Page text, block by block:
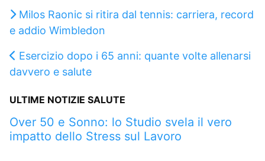
Milos Raonic si ritira dal tennis: carriera, record
e addio Wimbledon
Esercizio dopo i 65 anni: quante volte allenarsi
davvero e salute
ULTIME NOTIZIE SALUTE
Over 50 e Sonno: lo Studio svela il vero
impatto dello Stress sul Lavoro